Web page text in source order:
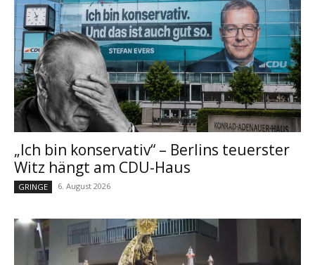
„Ich bin konservativ“ – Berlins teuerster
Witz hängt am CDU-Haus
GRINGE 6. August 2026